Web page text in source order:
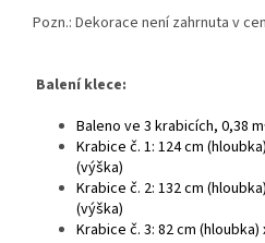
Pozn.: Dekorace není zahrnuta v
Balení klece:
Baleno ve 3 krabicích, 0,38
Krabice č. 1: 124 cm
(výška)
Krabice č. 2: 132 cm
(výška)
Krabice č. 3: 82 cm